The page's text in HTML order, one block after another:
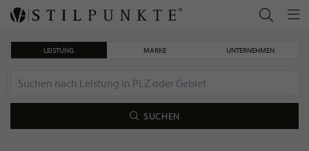
LEISTUNG MARKE UNTERNEHMEN
SUCHEN